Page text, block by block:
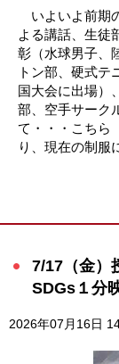
いよいよ前期
よる講話、生徒
彰（水球男子、
トン部、硬式テ
国大会に出場）
部、空手サーク
て・・・こちら
り、現在の制服
7/17（金）
SDGs１分
2026年07月16日